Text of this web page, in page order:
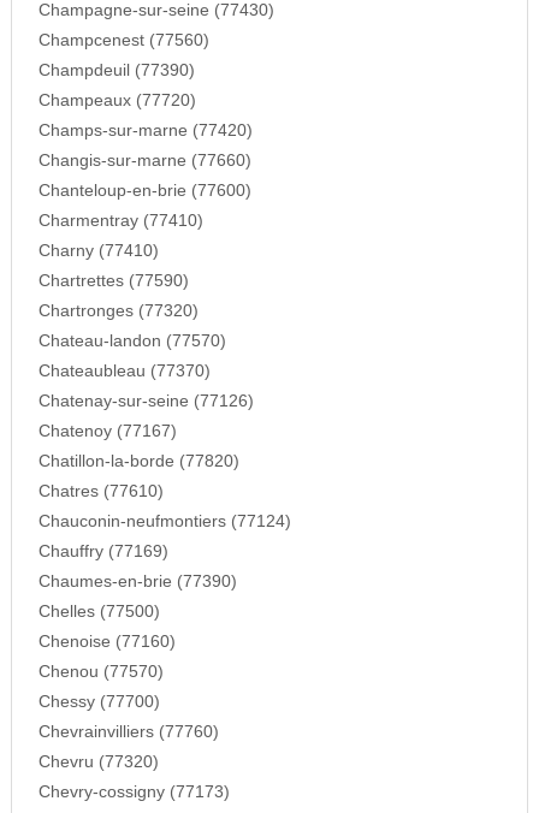
Champagne-sur-seine (77430)
Champcenest (77560)
Champdeuil (77390)
Champeaux (77720)
Champs-sur-marne (77420)
Changis-sur-marne (77660)
Chanteloup-en-brie (77600)
Charmentray (77410)
Charny (77410)
Chartrettes (77590)
Chartronges (77320)
Chateau-landon (77570)
Chateaubleau (77370)
Chatenay-sur-seine (77126)
Chatenoy (77167)
Chatillon-la-borde (77820)
Chatres (77610)
Chauconin-neufmontiers (77124)
Chauffry (77169)
Chaumes-en-brie (77390)
Chelles (77500)
Chenoise (77160)
Chenou (77570)
Chessy (77700)
Chevrainvilliers (77760)
Chevru (77320)
Chevry-cossigny (77173)